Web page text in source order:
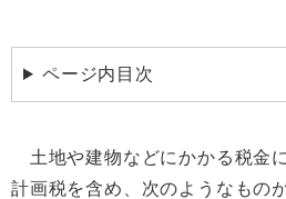
ページ内目次
土地や建物などにかかる税金
計画税を含め、次のようなもの